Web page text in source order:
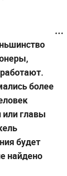
более
или главы
будет
найдено